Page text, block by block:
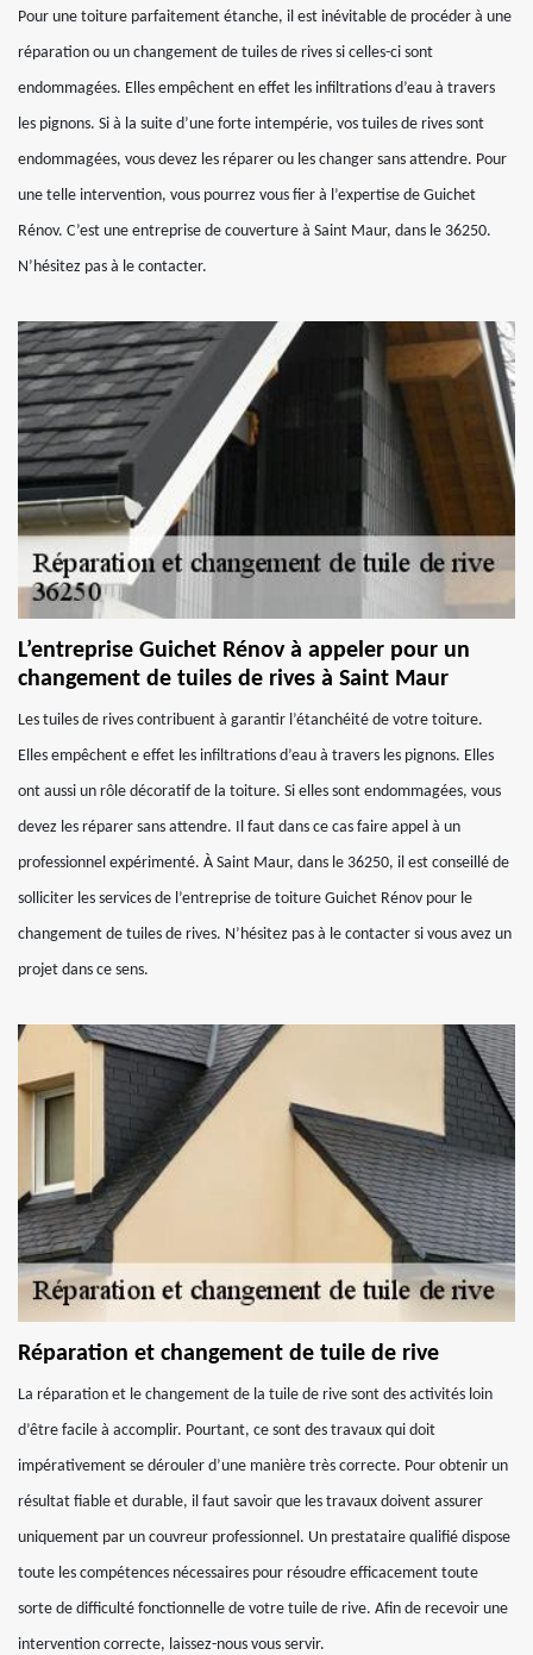
Pour une toiture parfaitement étanche, il est inévitable de procéder à une
réparation ou un changement de tuiles de rives si celles-ci sont
endommagées. Elles empêchent en effet les infiltrations d’eau à travers
les pignons. Si à la suite d’une forte intempérie, vos tuiles de rives sont
endommagées, vous devez les réparer ou les changer sans attendre. Pour
une telle intervention, vous pourrez vous fier à l’expertise de Guichet
Rénov. C’est une entreprise de couverture à Saint Maur, dans le 36250.
N’hésitez pas à le contacter.
L’entreprise Guichet Rénov à appeler pour un
changement de tuiles de rives à Saint Maur
Les tuiles de rives contribuent à garantir l’étanchéité de votre toiture.
Elles empêchent e effet les infiltrations d’eau à travers les pignons. Elles
ont aussi un rôle décoratif de la toiture. Si elles sont endommagées, vous
devez les réparer sans attendre. Il faut dans ce cas faire appel à un
professionnel expérimenté. À Saint Maur, dans le 36250, il est conseillé de
solliciter les services de l’entreprise de toiture Guichet Rénov pour le
changement de tuiles de rives. N’hésitez pas à le contacter si vous avez un
projet dans ce sens.
Réparation et changement de tuile de rive
La réparation et le changement de la tuile de rive sont des activités loin
d’être facile à accomplir. Pourtant, ce sont des travaux qui doit
impérativement se dérouler d’une manière très correcte. Pour obtenir un
résultat fiable et durable, il faut savoir que les travaux doivent assurer
uniquement par un couvreur professionnel. Un prestataire qualifié dispose
toute les compétences nécessaires pour résoudre efficacement toute
sorte de difficulté fonctionnelle de votre tuile de rive. Afin de recevoir une
intervention correcte, laissez-nous vous servir.